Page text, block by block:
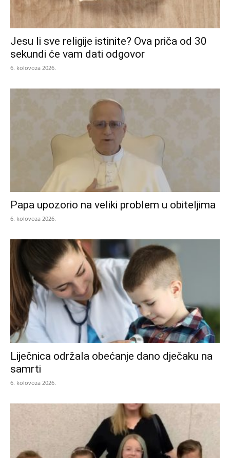
Jesu li sve religije istinite? Ova priča od 30
sekundi će vam dati odgovor
6. kolovoza 2026.
Papa upozorio na veliki problem u obiteljima
6. kolovoza 2026.
Liječnica održala obećanje dano dječaku na
samrti
6. kolovoza 2026.